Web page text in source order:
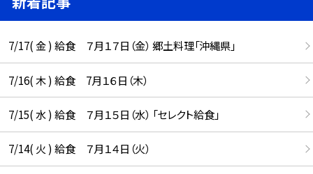
7/17( 金 ) 給食 ７月１７日（金） 郷土料理「沖縄県」
7/16( 木 ) 給食 7月１６日（木）
7/15( 水 ) 給食 ７月１５日（水） 「セレクト給食」
7/14( 火 ) 給食 ７月１４日（火）